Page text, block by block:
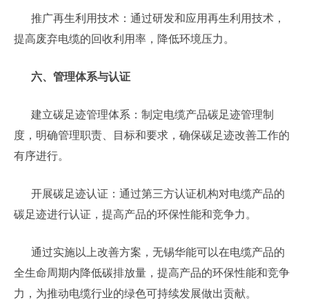
推广再生利用技术：通过研发和应用再生利用技术，
提高废弃电缆的回收利用率，降低环境压力。
六、管理体系与认证
建立碳足迹管理体系：制定电缆产品碳足迹管理制
度，明确管理职责、目标和要求，确保碳足迹改善工作的
有序进行。
开展碳足迹认证：通过第三方认证机构对电缆产品的
碳足迹进行认证，提高产品的环保性能和竞争力。
通过实施以上改善方案，无锡华能可以在电缆产品的
全生命周期内降低碳排放量，提高产品的环保性能和竞争
力，为推动电缆行业的绿色可持续发展做出贡献。